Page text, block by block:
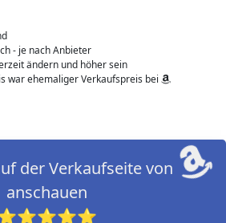
- je nach Anbieter
ändern und höher sein
war ehemaliger Verkaufspreis bei
der Verkaufseite von
anschauen